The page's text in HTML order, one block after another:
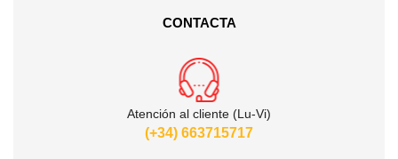
CONTACTA
Atención al cliente (Lu-Vi)
(+34) 663715717